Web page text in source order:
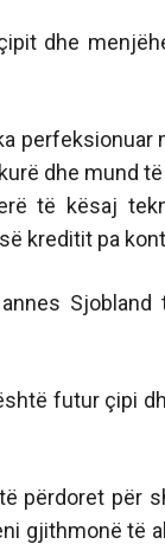
dhe
perfeksionuar
dhe mund
të kësaj
kreditit pa
futur çipi
përdoret për
gjithmonë të